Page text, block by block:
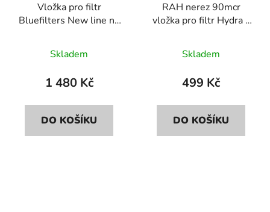
Vložka pro filtr
Bluefilters New line na
Skladem
1 480 Kč
DO KOŠÍKU
RAH nerez 90mcr
vložka pro filtr Hydra s
Skladem
499 Kč
DO KOŠÍKU